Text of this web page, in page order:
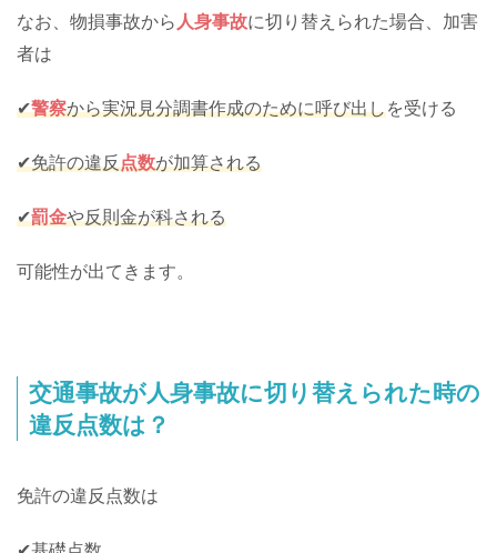
なお、物損事故から 人身事故に切り替えられた場合、加害
者は
✔警察から実況見分調書作成のために呼び出しを受ける
✔免許の違反点数が加算される
✔罰金や反則金が科される
可能性が出てきます。
交通事故が人身事故に切り替えられた時の
違反点数は？
免許の違反点数は